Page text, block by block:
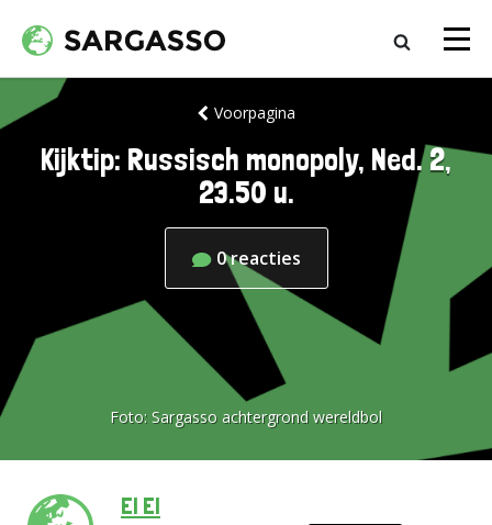
Voorpagina
Kijktip: Russisch monopoly, Ned. 2,
23.50 u.
0reacties
Foto: Sargasso achtergrond wereldbol
El El